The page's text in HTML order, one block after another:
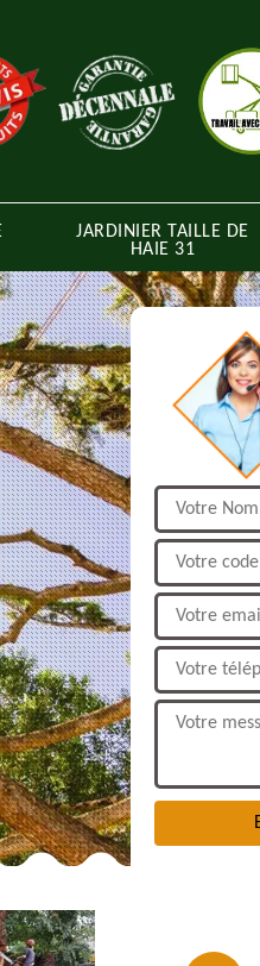
JARDINIER TAILLE DE
HAIE 31